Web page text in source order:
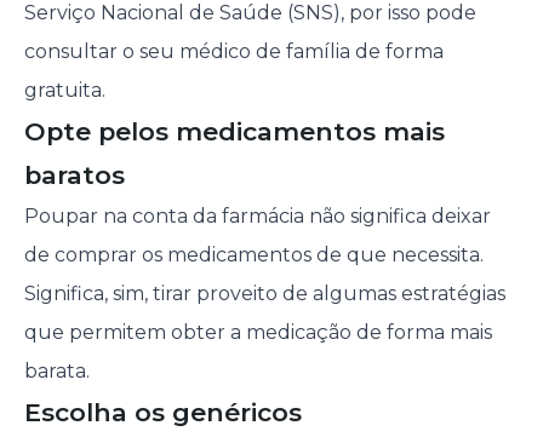
Serviço Nacional de Saúde (SNS), por isso pode
consultar o seu médico de família de forma
gratuita.
Opte pelos medicamentos mais
baratos
Poupar na conta da farmácia não significa deixar
de comprar os medicamentos de que necessita.
Significa, sim, tirar proveito de algumas estratégias
que permitem obter a medicação de forma mais
barata.
Escolha os genéricos